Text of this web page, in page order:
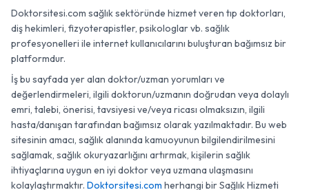
Doktorsitesi.com sağlık sektöründe hizmet veren tıp doktorları,
diş hekimleri, fizyoterapistler, psikologlar vb. sağlık
profesyonelleri ile internet kullanıcılarını buluşturan bağımsız bir
platformdur.
İş bu sayfada yer alan doktor/uzman yorumları ve
değerlendirmeleri, ilgili doktorun/uzmanın doğrudan veya dolaylı
emri, talebi, önerisi, tavsiyesi ve/veya ricası olmaksızın, ilgili
hasta/danışan tarafından bağımsız olarak yazılmaktadır. Bu web
sitesinin amacı, sağlık alanında kamuoyunun bilgilendirilmesini
sağlamak, sağlık okuryazarlığını artırmak, kişilerin sağlık
ihtiyaçlarına uygun en iyi doktor veya uzmana ulaşmasını
kolaylaştırmaktır. Doktorsitesi.com herhangi bir Sağlık Hizmeti